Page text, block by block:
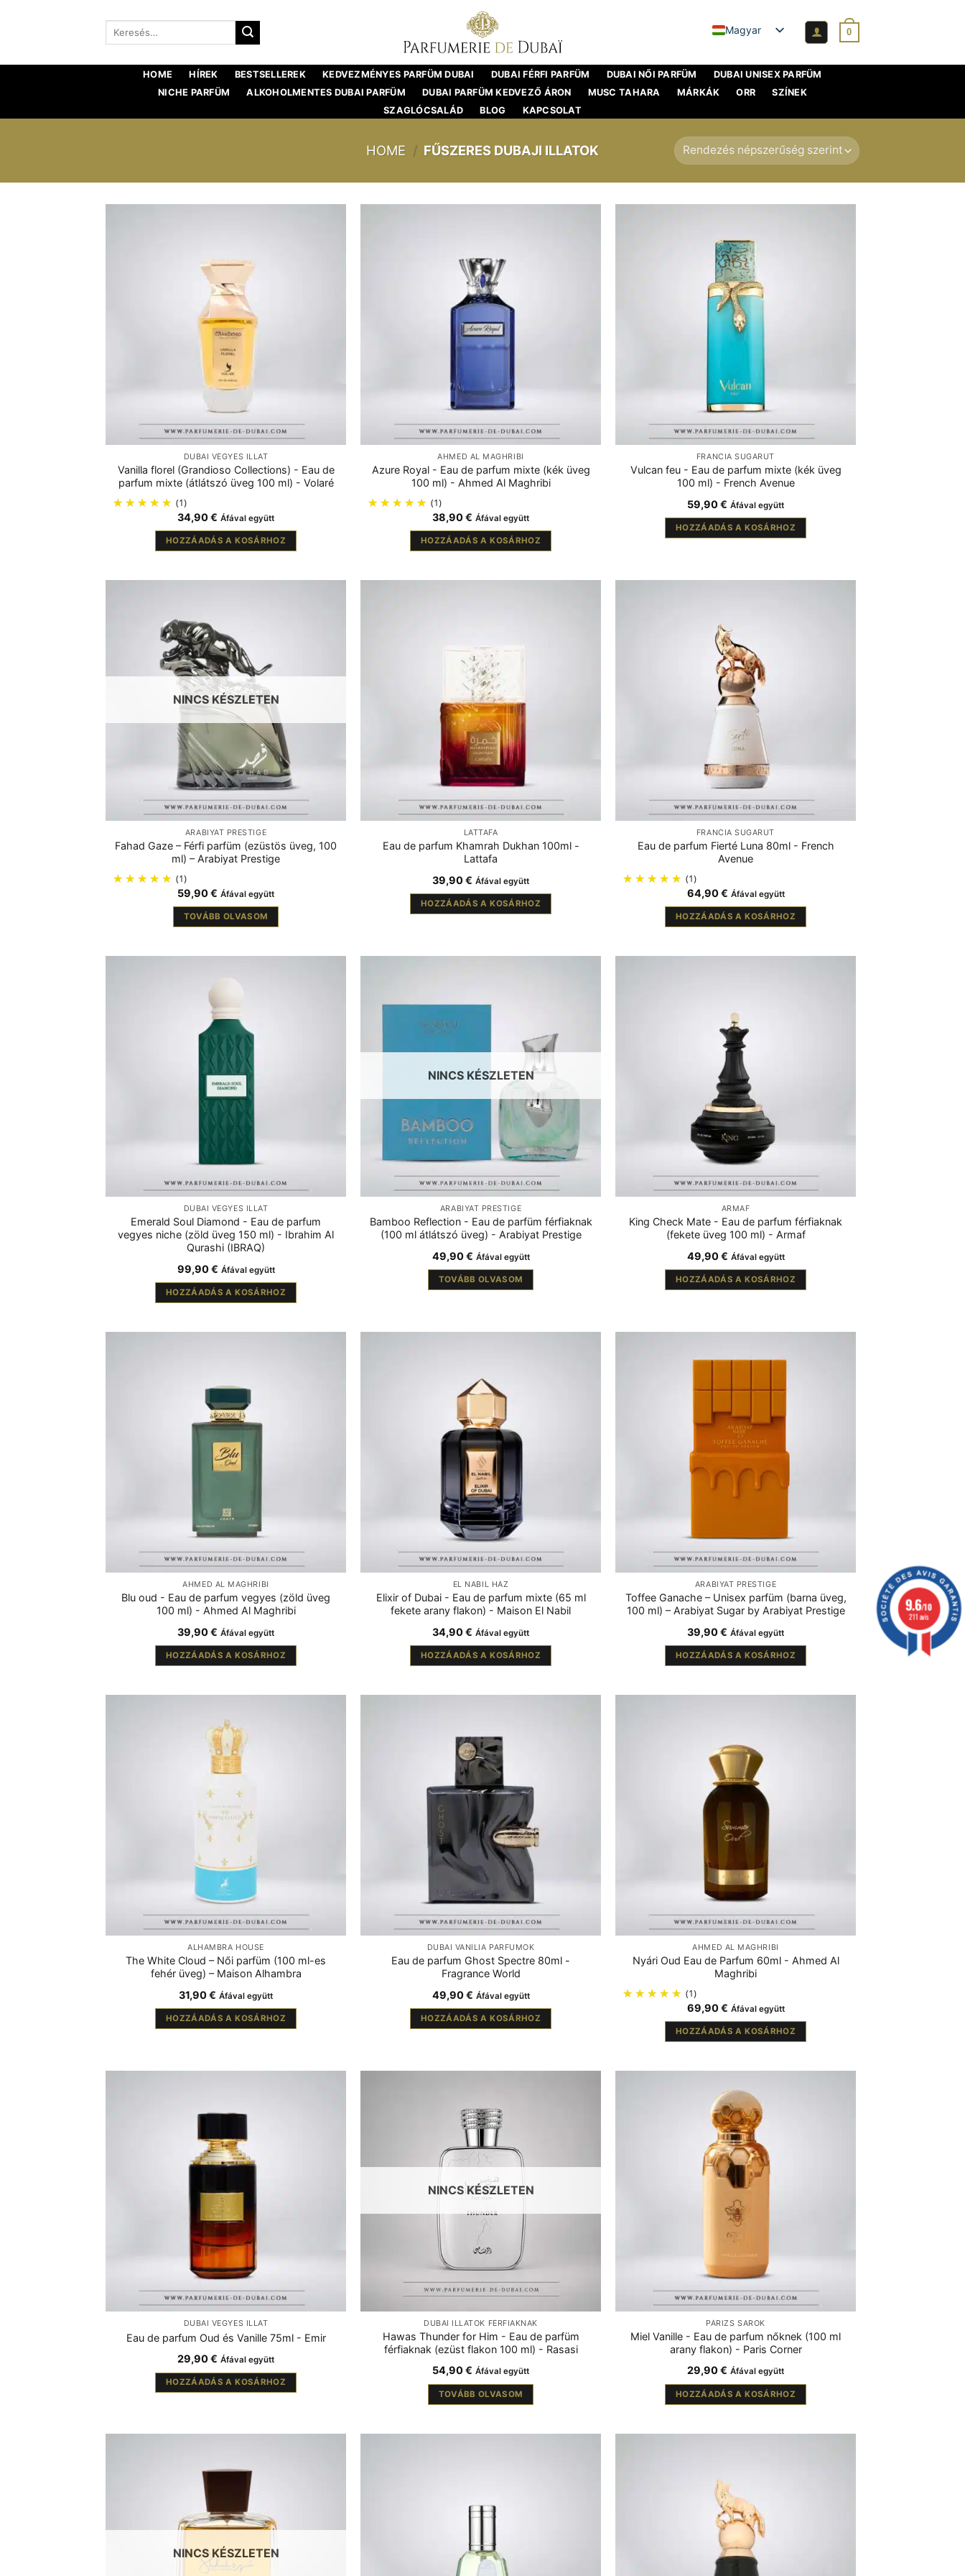
Keresés: Magyar 0
HOME HÍREK BESTSELLEREK KEDVEZMÉNYES PARFÜM DUBAI DUBAI FÉRFI PARFÜM DUBAI NŐI PARFÜM
DUBAI UNISEX PARFÜM
NICHE PARFÜM
ALKOHOLMENTES DUBAI PARFÜM DUBAI PARFÜM KEDVEZŐ ÁRON MUSC TAHARA MÁRKÁK ORR
SZÍNEK
SZAGLÓCSALÁD
BLOG KAPCSOLAT
HOME / FŰSZERES DUBAJI ILLATOK
DUBAI VEGYES ILLAT
Vanilla florel (Grandioso Collections) - Eau de
parfum mixte (átlátszó üveg 100 ml) - Volaré
(1)
34,90€ Áfával együtt
HOZZÁADÁS A KOSÁRHOZ
AHMED AL MAGHRIBI
Azure Royal - Eau de parfum mixte (kék üveg
100 ml) - Ahmed Al Maghribi
(1)
38,90€ Áfával együtt
HOZZÁADÁS A KOSÁRHOZ
FRANCIA SUGÁRÚT
Vulcan feu - Eau de parfum mixte (kék üveg
100 ml) - French Avenue
59,90€ Áfával együtt
HOZZÁADÁS A KOSÁRHOZ
NINCS KÉSZLETEN
ARABIYAT PRESTIGE
Fahad Gaze – Férfi parfüm (ezüstös üveg, 100
ml) – Arabiyat Prestige
(1)
59,90€ Áfával együtt
TOVÁBB OLVASOM
LATTAFA
Eau de parfum Khamrah Dukhan 100ml -
Lattafa
39,90€ Áfával együtt
HOZZÁADÁS A KOSÁRHOZ
FRANCIA SUGÁRÚT
Eau de parfum Fierté Luna 80ml - French
Avenue
(1)
64,90€ Áfával együtt
HOZZÁADÁS A KOSÁRHOZ
DUBAI VEGYES ILLAT
Emerald Soul Diamond - Eau de parfum
vegyes niche (zöld üveg 150 ml) - Ibrahim Al
Qurashi (IBRAQ)
99,90€ Áfával együtt
HOZZÁADÁS A KOSÁRHOZ
NINCS KÉSZLETEN
ARABIYAT PRESTIGE
Bamboo Reflection - Eau de parfüm férfiaknak
(100 ml átlátszó üveg) - Arabiyat Prestige
49,90€ Áfával együtt
TOVÁBB OLVASOM
ARMAF
King Check Mate - Eau de parfum férfiaknak
(fekete üveg 100 ml) - Armaf
49,90€ Áfával együtt
HOZZÁADÁS A KOSÁRHOZ
AHMED AL MAGHRIBI
Blu oud - Eau de parfum vegyes (zöld üveg
100 ml) - Ahmed Al Maghribi
39,90€ Áfával együtt
HOZZÁADÁS A KOSÁRHOZ
EL NABIL HÁZ
Elixir of Dubai - Eau de parfum mixte (65 ml
fekete arany flakon) - Maison El Nabil
34,90€ Áfával együtt
HOZZÁADÁS A KOSÁRHOZ
ARABIYAT PRESTIGE
Toffee Ganache – Unisex parfüm (barna üveg,
100 ml) – Arabiyat Sugar by Arabiyat Prestige
39,90€ Áfával együtt
HOZZÁADÁS A KOSÁRHOZ
ALHAMBRA HOUSE
The White Cloud – Női parfüm (100 ml-es
fehér üveg) – Maison Alhambra
31,90€ Áfával együtt
HOZZÁADÁS A KOSÁRHOZ
DUBAI VANÍLIA PARFÜMÖK
Eau de parfum Ghost Spectre 80ml -
Fragrance World
49,90€ Áfával együtt
HOZZÁADÁS A KOSÁRHOZ
AHMED AL MAGHRIBI
Nyári Oud Eau de Parfum 60ml - Ahmed Al
Maghribi
(1)
69,90€ Áfával együtt
HOZZÁADÁS A KOSÁRHOZ
DUBAI VEGYES ILLAT
Eau de parfum Oud és Vanille 75ml - Emir
29,90€ Áfával együtt
HOZZÁADÁS A KOSÁRHOZ
NINCS KÉSZLETEN
DUBAI ILLATOK FÉRFIAKNAK
Hawas Thunder for Him - Eau de parfüm
férfiaknak (ezüst flakon 100 ml) - Rasasi
54,90€ Áfával együtt
TOVÁBB OLVASOM
PÁRIZS SAROK
Miel Vanille - Eau de parfum nőknek (100 ml
arany flakon) - Paris Corner
29,90€ Áfával együtt
HOZZÁADÁS A KOSÁRHOZ
NINCS KÉSZLETEN
9.6/10
211 avis